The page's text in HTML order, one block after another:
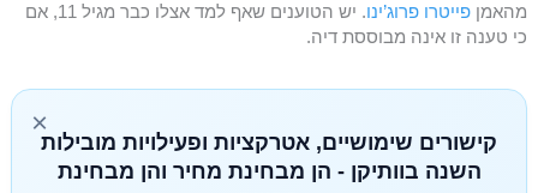
מהאמן פייטרו פרוג’ינו
. יש הטוענים שאף למד אצלו כבר מגיל 11, אם
כי טענה זו אינה מבוססת דיה.
×
קישורים שימושיים, אטרקציות ופעילויות מובילות
השנה בוותיקן - הן מבחינת מחיר והן מבחינת